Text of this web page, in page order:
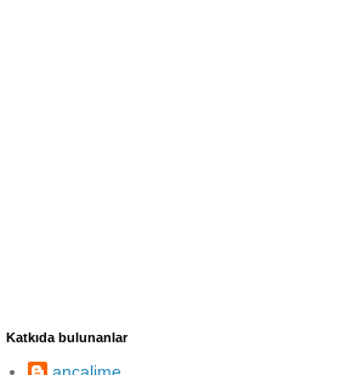
Katkıda bulunanlar